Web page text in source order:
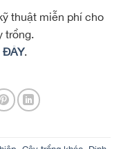
thuật miễn phí cho
trồng.
ĐÂY.